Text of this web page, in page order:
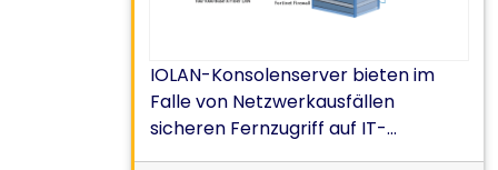
IOLAN-Konsolenserver bieten im
Falle von Netzwerkausfällen
sicheren Fernzugriff auf IT-
Ausrüstung von Rechenzentren und